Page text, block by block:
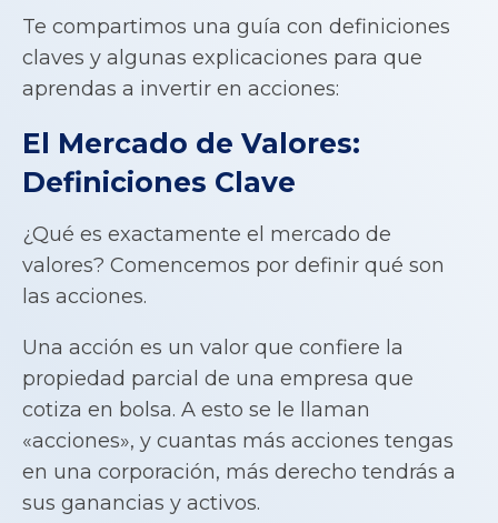
Te compartimos una guía con definiciones
claves y algunas explicaciones para que
aprendas a invertir en acciones:
El Mercado de Valores:
Definiciones Clave
¿Qué es exactamente el mercado de
valores? Comencemos por definir qué son
las acciones.
Una acción es un valor que confiere la
propiedad parcial de una empresa que
cotiza en bolsa. A esto se le llaman
«acciones», y cuantas más acciones tengas
en una corporación, más derecho tendrás a
sus ganancias y activos.